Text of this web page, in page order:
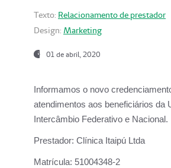
Texto: Relacionamento de prestador
Design: Marketing
01 de abril, 2020
Informamos o novo
atendimentos aos beneficiários da
Intercâmbio Federativo e Nacional.
Prestador: Clínica Itaipú Ltda
Matrícula: 51004348-2